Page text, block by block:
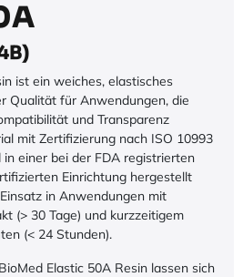
ist ein weiches, elastisches
Qualität für Anwendungen, die
und Transparenz
mit Zertifizierung nach ISO 10993
einer bei der FDA registrierten
Einrichtung hergestellt
in Anwendungen mit
(> 30 Tage) und kurzzeitigem
(< 24 Stunden).
Elastic 50A Resin lassen sich